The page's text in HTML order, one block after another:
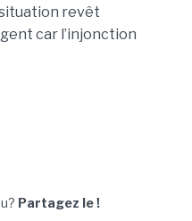
revêt
car l’injonction
Partagez le !